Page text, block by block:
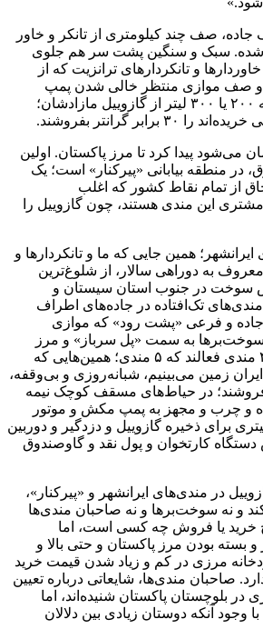
صف چند کیلومتری از تانکر و خاور
شده. سبک و سنگین پشت سر هم جلوی
و تانکردار‌های ترانزیت که از
دو صف موازی منتظر خالی شدن پمپ
مکش مندی‌ها هستند که ۲۰۰ یا ۳۰۰ لیتر از گازوییل مازادشان؛
گرانتر بفروشند.
می‌شود پیدا کرد تا مرز پاکستان. اولین
در منطقه بیابانی «پیرکنار» است؛ یک
از تمام نقاط کشور که اغلب
این مندی هستند، چون گازوییل را
ایرانشهر؛ همین جایی که ما و تانکردار‌ها و
معروف به دوراهی سالار، از شلوغ‌ترین
سوخت در جنوب استان سیستان و
تک‌افتاده در جاده‌های اطراف
جاده و فرعی «پشت رود» که موازی
به سمت «پل سرباز» و مرز
پاکستان است، حدود ۴۰ مندی فعالند که ۵ مندی؛ همین‌هایی که
زمین می‌بینیم، شبانه‌روزی و بی‌وقفه،
در حیاط‌های مسقف کوچک نیمه
و چرب و مجهز به پمپ مکش و موتور
و ده‌ها بشکه ۲۲۰ لیتری برای ذخیره گازوییل و دزدگیر و دوربین
کارتخوان و پول نقد و گاوصندوق
در مندی‌های ایرانشهر و «پیرکنار»،
و نه سوخت‌بر‌ها و نه صاحبان مندی‌ها
خرید یا فروش چه کسی است، اما
بسته بودن مرز پاکستان و حتی بالا و
مرزی در کم و زیاد شدن قیمت خرید
صاحبان مندی‌ها، شایعاتی درباره تعیین
در بلوچستان پاکستان شنیده‌اند، اما
وجود آنکه دوستان زیادی بین دلالان